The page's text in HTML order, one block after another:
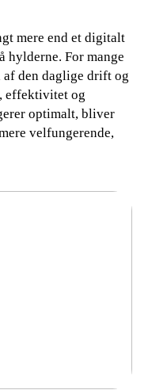
mere end et digitalt
hylderne. For mange
af den daglige drift og
effektivitet og
optimalt, bliver
velfungerende,